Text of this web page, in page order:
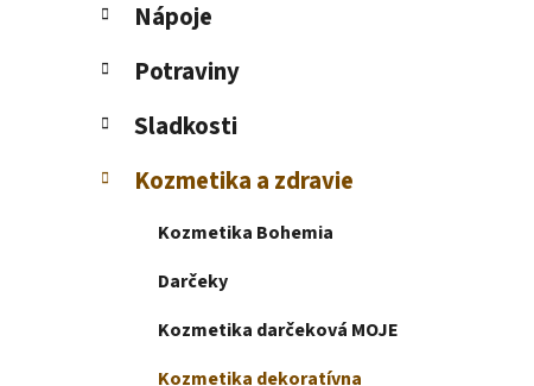
a
n
l
i
Nápoje
Potraviny
Sladkosti
Kozmetika a zdravie
Kozmetika Bohemia
Darčeky
Kozmetika darčeková MOJE
Kozmetika dekoratívna